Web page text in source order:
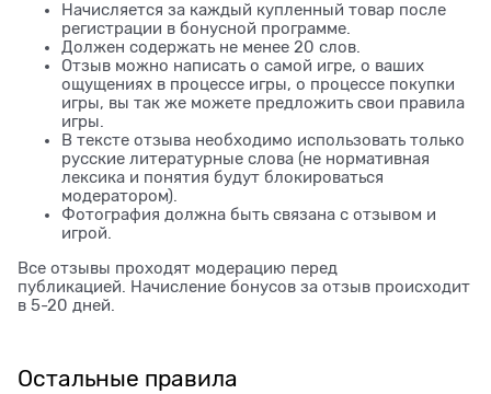
Начисляется за каждый купленный товар после
регистрации в бонусной программе.
Должен содержать не менее 20 слов.
Отзыв можно написать о самой игре, о ваших
ощущениях в процессе игры, о процессе покупки
игры, вы так же можете предложить свои правила
игры.
В тексте отзыва необходимо использовать только
русские литературные слова (не нормативная
лексика и понятия будут блокироваться
модератором).
Фотография должна быть связана с отзывом и
игрой.
Все отзывы проходят модерацию перед
публикацией. Начисление бонусов за отзыв происходит
в 5-20 дней.
Остальные правила